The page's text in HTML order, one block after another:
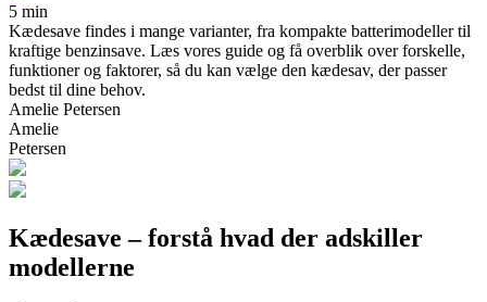
5 min
Kædesave findes i mange varianter, fra kompakte batterimodeller til
kraftige benzinsave. Læs vores guide og få overblik over forskelle,
funktioner og faktorer, så du kan vælge den kædesav, der passer
bedst til dine behov.
Amelie Petersen
Amelie
Petersen
Kædesave – forstå hvad der adskiller
modellerne